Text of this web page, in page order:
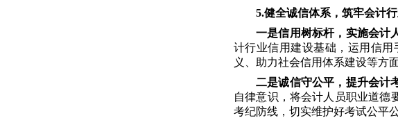
5.健全诚信体系，筑牢会计
一是信用树标杆，实施会计
计行业信用建设基础，运用信
义、助力社会信用体系建设等方
二是诚信守公平，提升会计
自律意识，将会计人员职业道德
考纪防线，切实维护好考试公平